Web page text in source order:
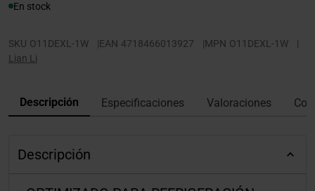
En stock
SKU O11DEXL-1W |EAN 4718466013927 |MPN O11DEXL-1W
|
Lian Li
Descripción Especificaciones Valoraciones
Descripción